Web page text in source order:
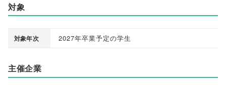
対象
対象年次 2027年卒業予定の学生
主催企業